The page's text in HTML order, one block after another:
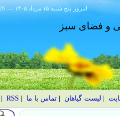
--- ۱۴۰۵ پنج شنبه ۱۵ مرداد امروز
و فضای سبز
لیست گیاهان |تماس با ما RSS